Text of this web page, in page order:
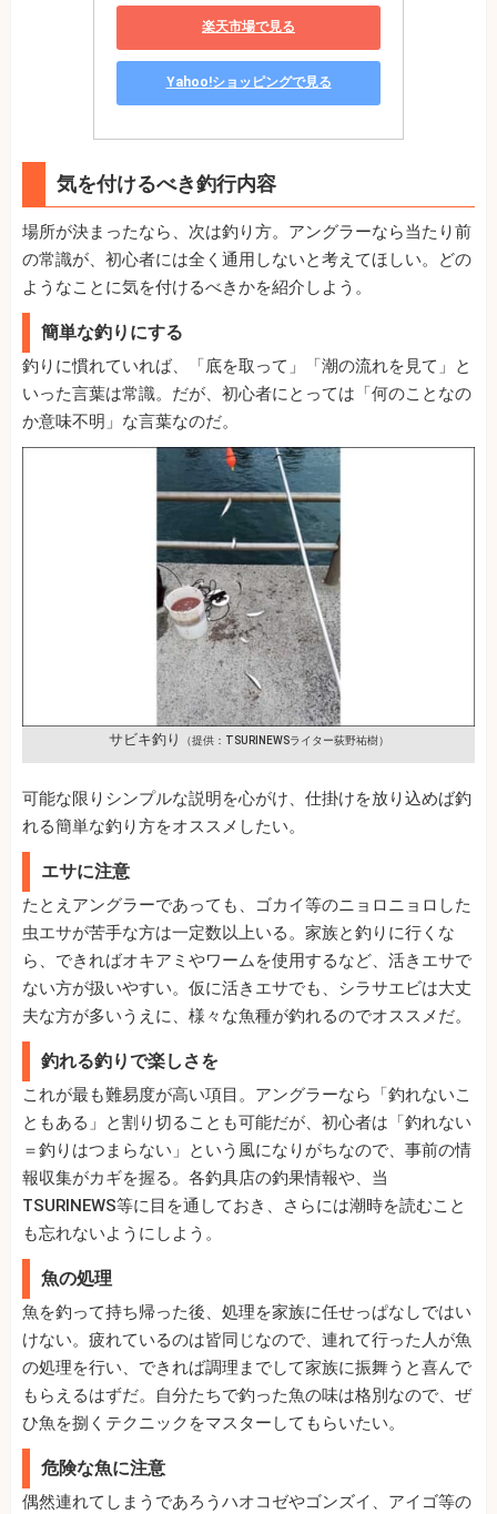
楽天市場で見る
Yahoo!ショッピングで見る
気を付けるべき釣行内容
場所が決まったなら、次は釣り方。アングラーなら当たり前
の常識が、初心者には全く通用しないと考えてほしい。どの
ようなことに気を付けるべきかを紹介しよう。
簡単な釣りにする
釣りに慣れていれば、「底を取って」「潮の流れを見て」と
いった言葉は常識。だが、初心者にとっては「何のことなの
か意味不明」な言葉なのだ。
サビキ釣り （提供：TSURINEWSライター荻野祐樹）
可能な限りシンプルな説明を心がけ、仕掛けを放り込めば釣
れる簡単な釣り方をオススメしたい。
エサに注意
たとえアングラーであっても、ゴカイ等のニョロニョロした
虫エサが苦手な方は一定数以上いる。家族と釣りに行くな
ら、できればオキアミやワームを使用するなど、活きエサで
ない方が扱いやすい。仮に活きエサでも、シラサエビは大丈
夫な方が多いうえに、様々な魚種が釣れるのでオススメだ。
釣れる釣りで楽しさを
これが最も難易度が高い項目。アングラーなら「釣れないこ
ともある」と割り切ることも可能だが、初心者は「釣れない
＝釣りはつまらない」という風になりがちなので、事前の情
報収集がカギを握る。各釣具店の釣果情報や、当
TSURINEWS等に目を通しておき、さらには潮時を読むこと
も忘れないようにしよう。
魚の処理
魚を釣って持ち帰った後、処理を家族に任せっぱなしではい
けない。疲れているのは皆同じなので、連れて行った人が魚
の処理を行い、できれば調理までして家族に振舞うと喜んで
もらえるはずだ。自分たちで釣った魚の味は格別なので、ぜ
ひ魚を捌くテクニックをマスターしてもらいたい。
危険な魚に注意
偶然連れてしまうであろうハオコゼやゴンズイ、アイゴ等の